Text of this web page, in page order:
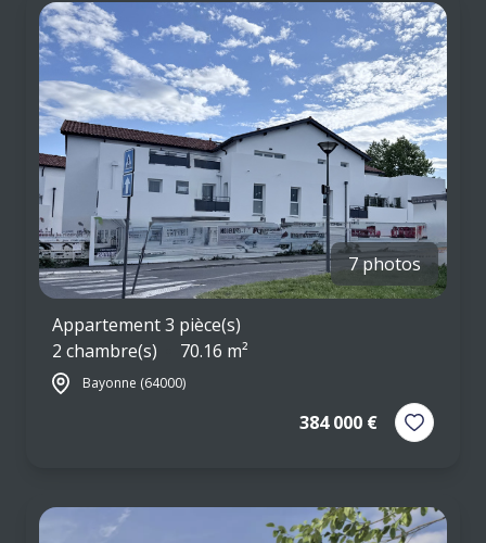
ESTIMATION
RESIDENCE
DE
SERVICE
ASSURANCE
EMPRUNTEUR
LES
PRODUITS
STRUCTURES
7 photos
Appartement 3 pièce(s)
2 chambre(s)
70.16 m²
Bayonne (64000)
384 000 €